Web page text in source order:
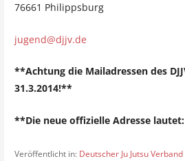
76661 Philippsburg
jugend@djjv.de
**Achtung die Mailadressen des
31.3.2014!**
**Die neue offizielle Adresse lautet:
Veröffentlicht in: Deutscher Ju Jutsu Verband